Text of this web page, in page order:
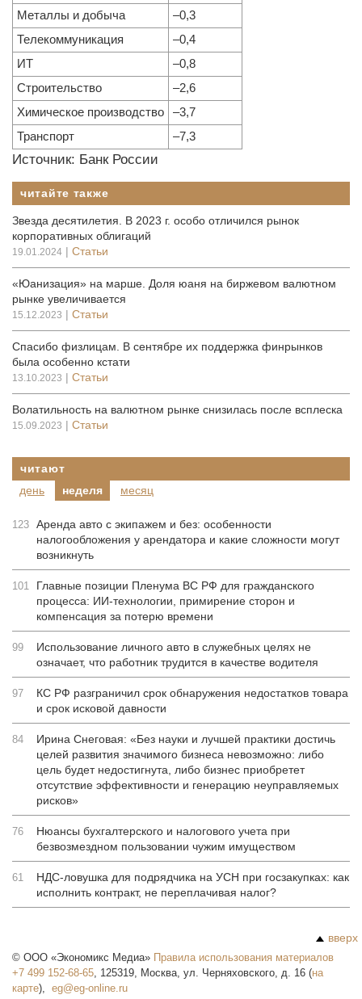
Металлы и добыча
–0,3
Телекоммуникация
–0,4
ИТ
–0,8
Строительство
–2,6
Химическое производство
–3,7
Транспорт
–7,3
Источник: Банк России
читайте также
Звезда десятилетия. В 2023 г. особо отличился рынок
корпоративных облигаций
19.01.2024 | Статьи
«Юанизация» на марше. Доля юаня на биржевом валютном
рынке увеличивается
15.12.2023 | Статьи
Спасибо физлицам. В сентябре их поддержка финрынков
была особенно кстати
13.10.2023 | Статьи
Волатильность на валютном рынке снизилась после всплеска
15.09.2023 | Статьи
читают
день
неделя месяц
123 Аренда авто с экипажем и без: особенности
налогообложения у арендатора и какие сложности могут
возникнуть
101
Главные позиции Пленума ВС РФ для гражданского
процесса: ИИ-технологии, примирение сторон и
компенсация за потерю времени
99
Использование личного авто в служебных целях не
означает, что работник трудится в качестве водителя
97
КС РФ разграничил срок обнаружения недостатков товара
и срок исковой давности
84
Ирина Снеговая: «Без науки и лучшей практики достичь
целей развития значимого бизнеса невозможно: либо
цель будет недостигнута, либо бизнес приобретет
отсутствие эффективности и генерацию неуправляемых
рисков»
76
Нюансы бухгалтерского и налогового учета при
безвозмездном пользовании чужим имуществом
61
НДС-ловушка для подрядчика на УСН при госзакупках: как
исполнить контракт, не переплачивая налог?
вверх
© ООО «Экономикс Медиа» Правила использования материалов
+7 499 152-68-65, 125319, Москва, ул. Черняховского, д. 16 (на
карте),